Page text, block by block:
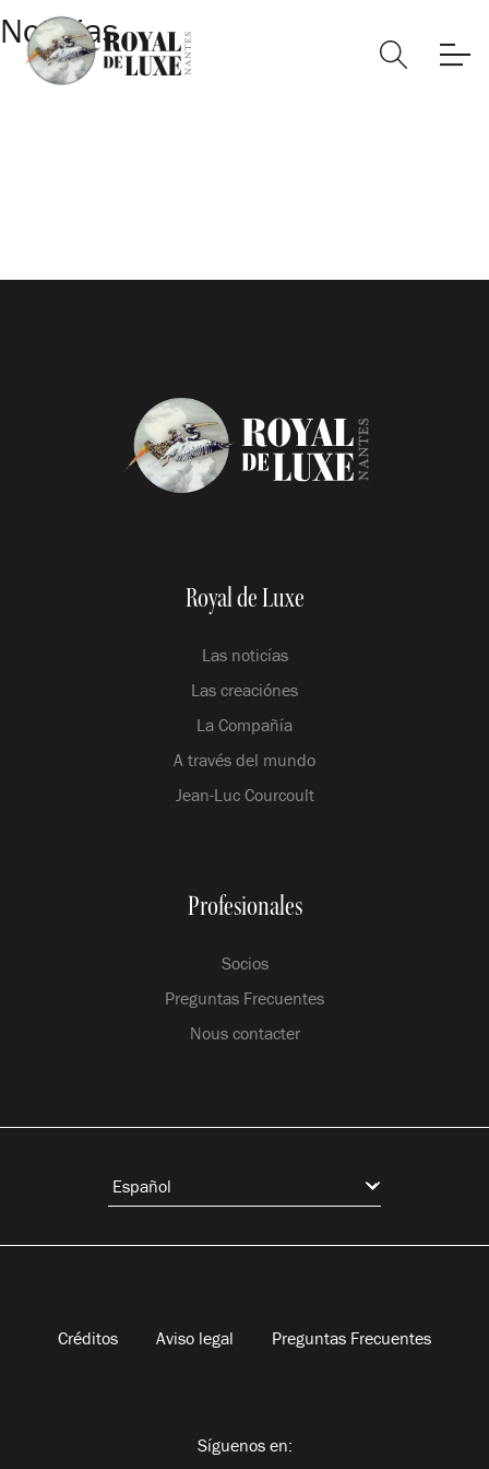
Noticias
Royal de Luxe
Las noticías
Las creaciónes
La Compañía
A través del mundo
Jean-Luc Courcoult
Profesionales
Socios
Preguntas Frecuentes
Nous contacter
Créditos Aviso legal Preguntas Frecuentes
Síguenos en: